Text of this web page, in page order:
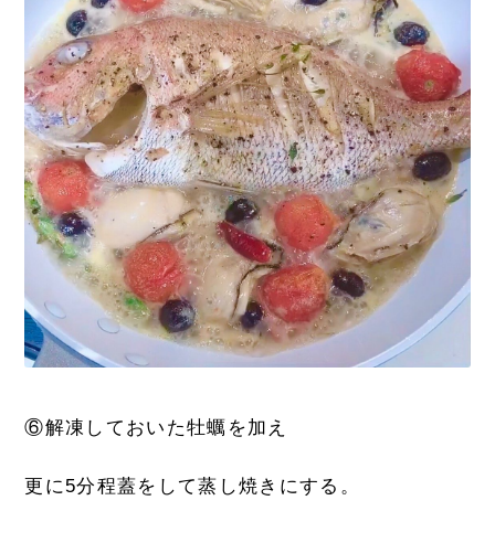
⑥解凍しておいた牡蠣を加え
更に5分程蓋をして蒸し焼きにする。